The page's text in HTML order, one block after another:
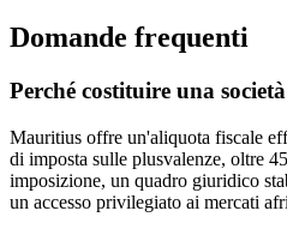
Domande frequenti
Perché costituire una
Mauritius offre un'aliquota fiscale
di imposta sulle plusvalenze, oltre
imposizione, un quadro giuridico
un accesso privilegiato ai mercati